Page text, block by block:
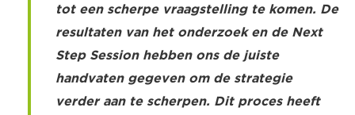
tot een scherpe vraagstelling te komen. De
resultaten van het onderzoek en de Next
Step Session hebben ons de juiste
handvaten gegeven om de strategie
verder aan te scherpen. Dit proces heeft